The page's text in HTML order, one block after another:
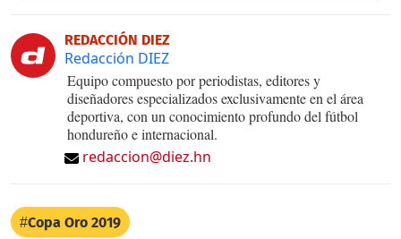
REDACCIÓN DIEZ
Redacción DIEZ
Equipo compuesto por periodistas, editores y
diseñadores especializados exclusivamente en el área
deportiva, con un conocimiento profundo del fútbol
hondureño e internacional.
redaccion@diez.hn
Copa Oro 2019